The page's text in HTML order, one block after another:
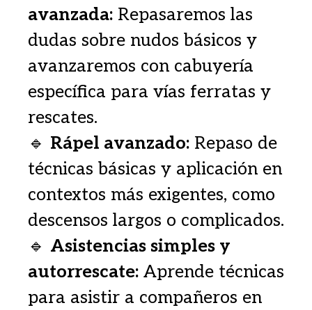
avanzada: Repasaremos las
dudas sobre nudos básicos y
avanzaremos con cabuyería
específica para vías ferratas y
rescates.
🔹 Rápel avanzado: Repaso de
técnicas básicas y aplicación en
contextos más exigentes, como
descensos largos o complicados.
🔹 Asistencias simples y
autorrescate: Aprende técnicas
para asistir a compañeros en